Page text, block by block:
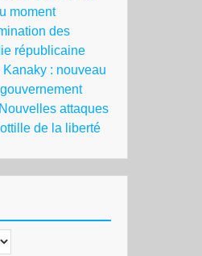
moment
des
républicaine
Kanaky : nouveau
Nouvelles attaques
de la liberté